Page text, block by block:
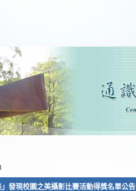
發現校園之美攝影比賽活動得獎名單公告